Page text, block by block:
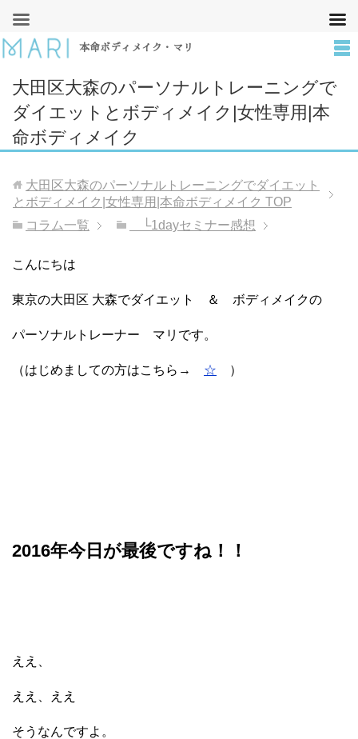
本命ボディメイク・マリ
大田区大森のパーソナルトレーニングで
ダイエットとボディメイク|女性専用|本
命ボディメイク
大田区大森のパーソナルトレーニングでダイエット
とボディメイク|女性専用|本命ボディメイク TOP
コラム一覧
└1dayセミナー感想
こんにちは
東京の大田区 大森でダイエット ＆ ボディメイクの
パーソナルトレーナー マリです。
（はじめましての方はこちら→ ☆ ）
2016年今日が最後ですね！！
ええ、
ええ、ええ
そうなんですよ。